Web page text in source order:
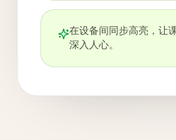
在设备间同步高亮，让
深入人心。